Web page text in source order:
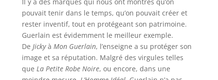
pouvait tenir dans le temps, qu’on pouvait créer et
rester inventif, tout en protégeant son patrimoine.
Guerlain est évidemment le meilleur exemple.
De Jicky à Mon Guerlain, l’enseigne a su protéger son
image et sa réputation. Malgré des virgules telles
que La Petite Robe Noire, ou encore, dans une